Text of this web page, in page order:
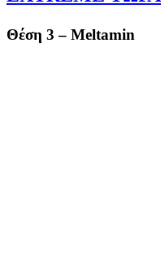
Θέση 3 – Meltamin